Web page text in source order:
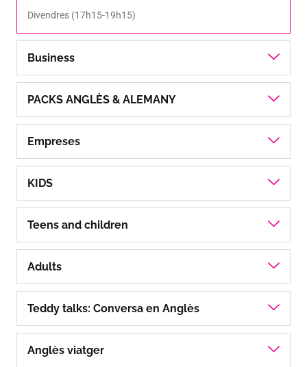
Divendres (17h15-19h15)
Business
PACKS ANGLÈS & ALEMANY
Empreses
KIDS
Teens and children
Adults
Teddy talks: Conversa en Anglès
Anglès viatger